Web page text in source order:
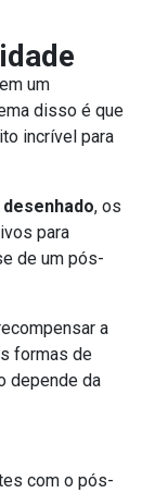
um
disso é que
incrível para
, os
para
de um pós-
a
formas de
depende da
com o pós-